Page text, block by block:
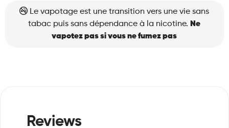
Le vapotage est une transition vers une vie sans
tabac puis sans dépendance à la nicotine. Ne
vapotez pas si vous ne fumez pas